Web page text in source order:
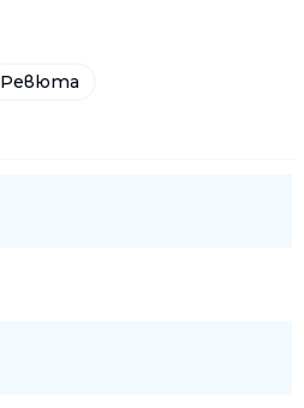
Ревюта